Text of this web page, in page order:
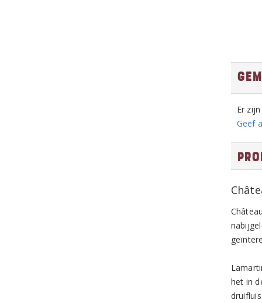
Er
Geef
het in